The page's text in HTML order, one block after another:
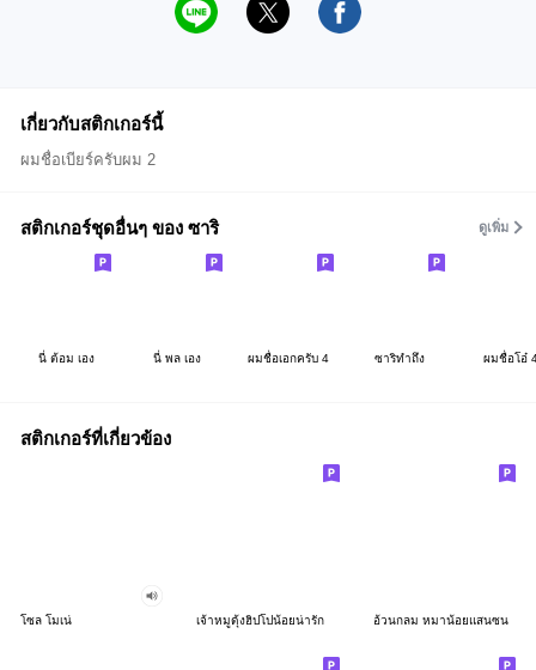
เกี่ยวกับสติกเกอร์นี้
ผมชื่อเบียร์ครับผม 2
สติกเกอร์ชุดอื่นๆ ของ ซาริ ดูเพิ่ม
นี่ ต้อม เอง นี่ พล เอง ผมชื่อเอกครับ 4 ซาริทำถึง ผมชื่อโอ๋
สติกเกอร์ที่เกี่ยวข้อง
โซล โมเน่ เจ้าหมูดุ้งฮิปโปน้อยน่ารัก อ้วนกลม หมาน้อยแสนซน